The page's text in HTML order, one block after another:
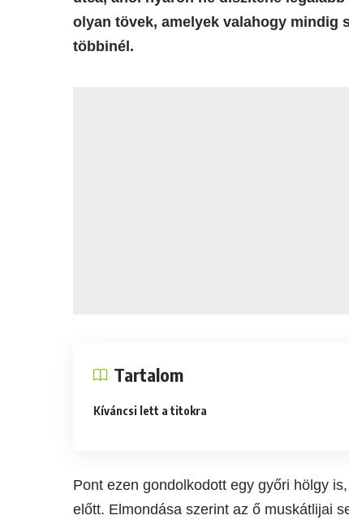
olyan tövek, amelyek valahogy mindig
többinél.
Tartalom
Kíváncsi lett a titokra
Pont ezen gondolkodott egy győri hölgy
előtt. Elmondása szerint az ő muskátlijai